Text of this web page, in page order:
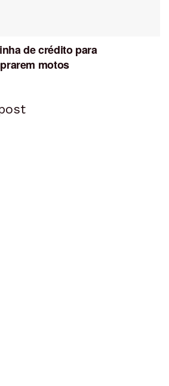
de crédito para
motos